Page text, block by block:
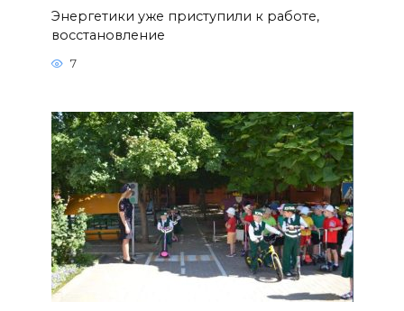
Энергетики уже приступили к работе,
восстановление
7